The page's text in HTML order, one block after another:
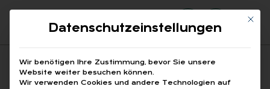
Suchfeld
Mit
Datenschutzeinstellungen
Wir benötigen Ihre Zustimmung, bevor Sie unsere
Website weiter besuchen können.
Wir verwenden Cookies und andere Technologien auf